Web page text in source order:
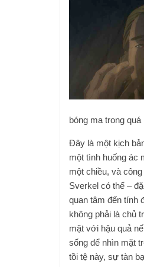
bóng ma trong
Đây là một kịch
một tình huống ác
một chiều, và
Sverkel có thể –
quan tâm đến tính
không phải là chủ
mặt với hậu quả
sống để nhìn mặt
tồi tệ này, sự tàn